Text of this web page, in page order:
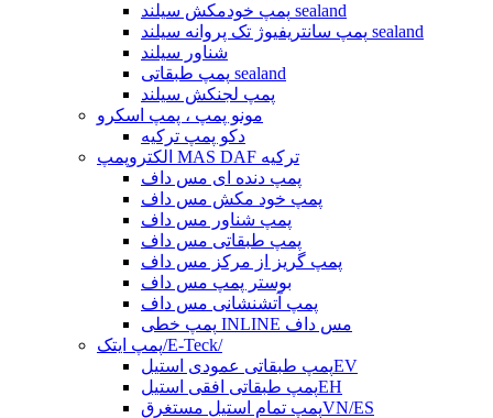
پمپ خودمکش سیلند sealand
پمپ سانتریفیوژ تک پروانه سیلند sealand
شناور سیلند
پمپ طبقاتی sealand
پمپ لجنکش سیلند
مونو پمپ ، پمپ اسکرو
دکو پمپ ترکیه
الکتروپمپ MAS DAF ترکیه
پمپ دنده ای مس داف
پمپ خود مکش مس داف
پمپ شناور مس داف
پمپ طبقاتی مس داف
پمپ گریز از مرکز مس داف
بوستر پمپ مس داف
پمپ آتشنشانی مس داف
پمپ خطی INLINE مس داف
پمپ ایتک/E-Teck/
پمپ طبقاتی عمودی استیلEV
پمپ طبقاتی افقی استیلEH
پمپ تمام استیل مستغرقVN/ES